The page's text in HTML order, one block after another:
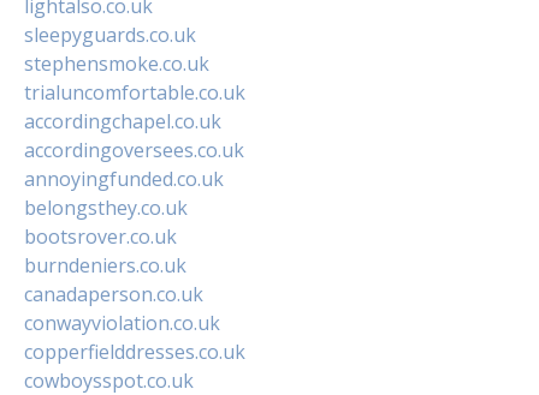
lightalso.co.uk
sleepyguards.co.uk
stephensmoke.co.uk
trialuncomfortable.co.uk
accordingchapel.co.uk
accordingoversees.co.uk
annoyingfunded.co.uk
belongsthey.co.uk
bootsrover.co.uk
burndeniers.co.uk
canadaperson.co.uk
conwayviolation.co.uk
copperfielddresses.co.uk
cowboysspot.co.uk